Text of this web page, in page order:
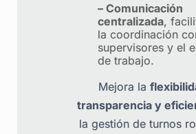
– Comunicación
centralizada,
la coordinación
supervisores y el
de trabajo.
Mejora la
transparencia y
la gestión de turnos